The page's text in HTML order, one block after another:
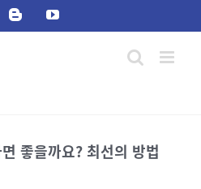
BloggerYouTube
좋을까요? 최선의 방법